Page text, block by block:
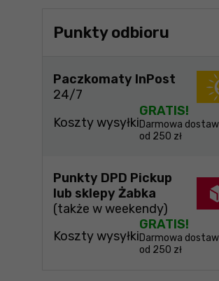
Punkty odbioru
Paczkomaty InPost
24/7
Koszty wysyłki
GRATIS!
Darmowa
od 250 zł
Punkty DPD Pickup
lub sklepy Żabka
(także w weekendy)
Koszty wysyłki
GRATIS!
Darmowa
od 250 zł